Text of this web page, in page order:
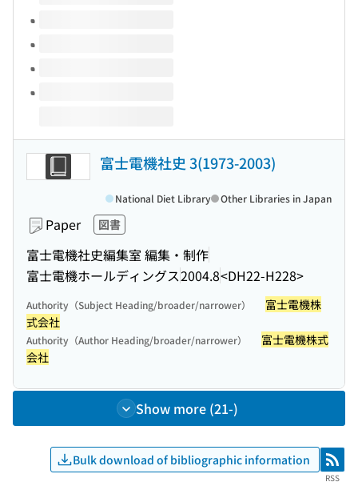
富士電機社史 3(1973-2003)
Paper 図書
富士電機社史編集室 編集・制作
富士電機ホールディングス2004.8<DH22-H228>
National Diet Library Other Libraries in Japan
Authority（Subject Heading/broader/narrower）
富士電機株
式会社
Authority（Author Heading/broader/narrower）
富士電機株式
会社
Show more (21-)
Bulk download of bibliographic information RSS
RSS